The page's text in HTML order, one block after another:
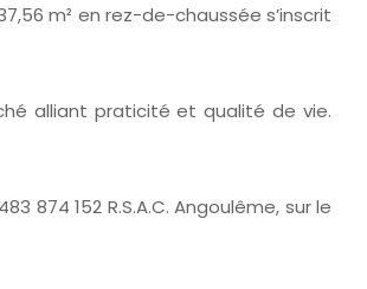
m² en rez-de-chaussée s’inscrit
alliant praticité et qualité de vie.
874 152 R.S.A.C. Angoulême, sur le